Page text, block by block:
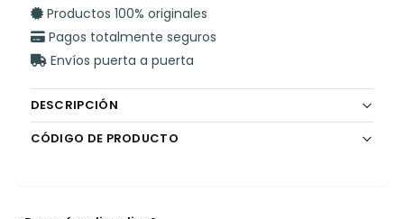
b
o
o
k
A
p
p
Productos 100% originales
Pagos totalmente seguros
Envíos puerta a puerta
DESCRIPCIÓN
CÓDIGO DE PRODUCTO